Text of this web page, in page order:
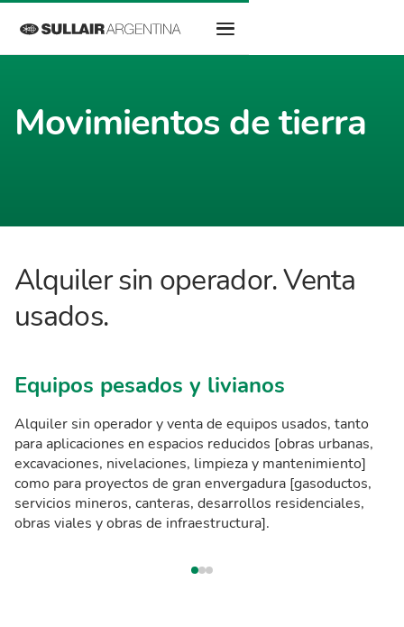
Movimientos de tierra
Alquiler sin operador. Venta
usados.
Equipos pesados y livianos
Alquiler sin operador y venta de equipos usados, tanto
para aplicaciones en espacios reducidos [obras urbanas,
excavaciones, nivelaciones, limpieza y mantenimiento]
como para proyectos de gran envergadura [gasoductos,
servicios mineros, canteras, desarrollos residenciales,
obras viales y obras de infraestructura].